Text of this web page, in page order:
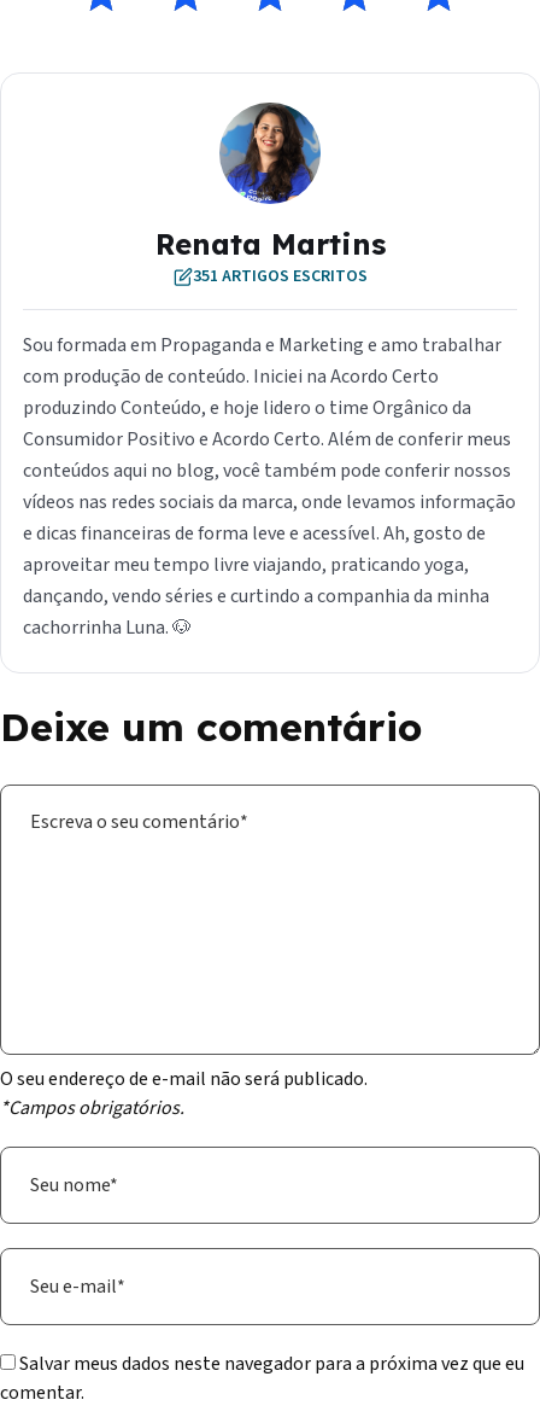
Renata Martins
351 ARTIGOS ESCRITOS
Sou formada em Propaganda e Marketing e amo trabalhar
com produção de conteúdo. Iniciei na Acordo Certo
produzindo Conteúdo, e hoje lidero o time Orgânico da
Consumidor Positivo e Acordo Certo. Além de conferir meus
conteúdos aqui no blog, você também pode conferir nossos
vídeos nas redes sociais da marca, onde levamos informação
e dicas financeiras de forma leve e acessível. Ah, gosto de
aproveitar meu tempo livre viajando, praticando yoga,
dançando, vendo séries e curtindo a companhia da minha
cachorrinha Luna. 🐶
Deixe um comentário
O seu endereço de e-mail não será publicado.
*Campos obrigatórios.
Salvar meus dados neste navegador para a próxima vez que eu
comentar.